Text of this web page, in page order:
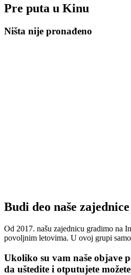
Pre puta u Kinu
Ništa nije pronađeno
Budi deo naše
Od 2017. našu zajednicu gradimo na
povoljnim letovima. U ovoj grupi
Ukoliko su vam naše objave
da uštedite i otputujete